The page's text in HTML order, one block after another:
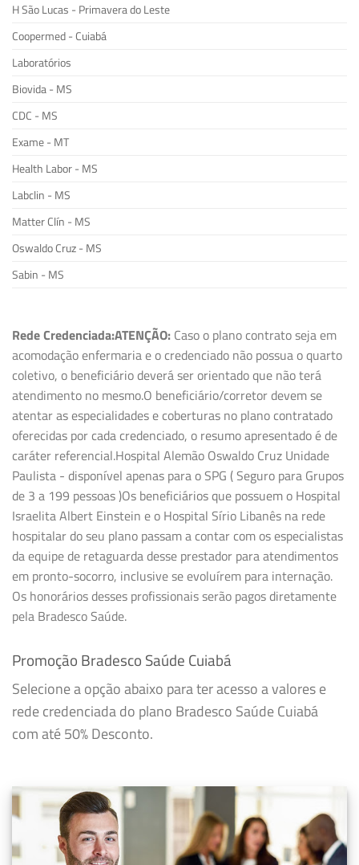
H São Lucas - Primavera do Leste
Coopermed - Cuiabá
Laboratórios
Biovida - MS
CDC - MS
Exame - MT
Health Labor - MS
Labclin - MS
Matter Clín - MS
Oswaldo Cruz - MS
Sabin - MS
Rede Credenciada:ATENÇÃO: Caso o plano contrato seja em
acomodação enfermaria e o credenciado não possua o quarto
coletivo, o beneficiário deverá ser orientado que não terá
atendimento no mesmo.O beneficiário/corretor devem se
atentar as especialidades e coberturas no plano contratado
oferecidas por cada credenciado, o resumo apresentado é de
caráter referencial.Hospital Alemão Oswaldo Cruz Unidade
Paulista - disponível apenas para o SPG ( Seguro para Grupos
de 3 a 199 pessoas )Os beneficiários que possuem o Hospital
Israelita Albert Einstein e o Hospital Sírio Libanês na rede
hospitalar do seu plano passam a contar com os especialistas
da equipe de retaguarda desse prestador para atendimentos
em pronto-socorro, inclusive se evoluírem para internação.
Os honorários desses profissionais serão pagos diretamente
pela Bradesco Saúde.
Promoção Bradesco Saúde Cuiabá
Selecione a opção abaixo para ter acesso a valores e
rede credenciada do plano Bradesco Saúde Cuiabá
com até 50% Desconto.